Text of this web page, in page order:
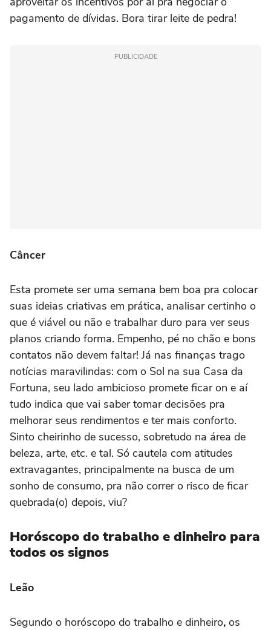
pagamento de dívidas. Bora tirar leite de pedra!
PUBLICIDADE
Câncer
Esta promete ser uma semana bem boa pra colocar
suas ideias criativas em prática, analisar certinho o
que é viável ou não e trabalhar duro para ver seus
planos criando forma. Empenho, pé no chão e bons
contatos não devem faltar! Já nas finanças trago
notícias maravilindas: com o Sol na sua Casa da
Fortuna, seu lado ambicioso promete ficar on e aí
tudo indica que vai saber tomar decisões pra
melhorar seus rendimentos e ter mais conforto.
Sinto cheirinho de sucesso, sobretudo na área de
beleza, arte, etc. e tal. Só cautela com atitudes
extravagantes, principalmente na busca de um
sonho de consumo, pra não correr o risco de ficar
quebrada(o) depois, viu?
Horóscopo do trabalho e dinheiro para
todos os signos
Leão
Segundo o horóscopo do trabalho e dinheiro, os